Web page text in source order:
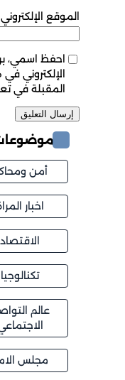
الموقع الإلكتروني
احفظ اسمي،
الإلكتروني
المقبلة في
موضوعات
أمن
اخبار
الاقتصاد
تكنالوجيا
عالم
مجلس